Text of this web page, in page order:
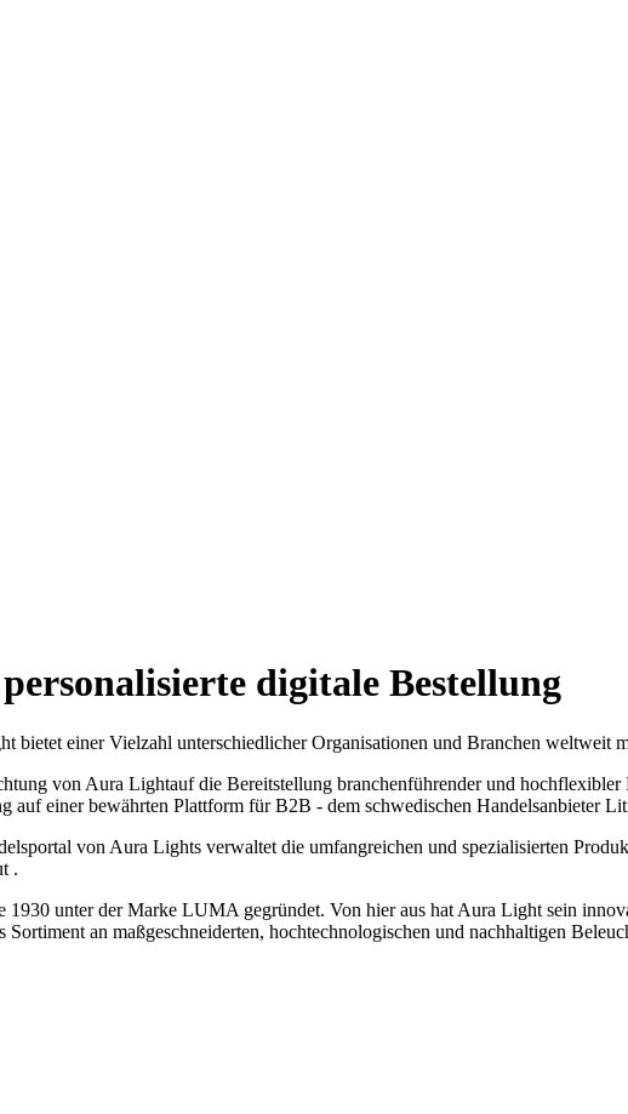
digitale Bestellung
bietet einer Vielzahl unterschiedlicher Organisationen und Branchen weltweit
von Aura Lightauf die Bereitstellung branchenführender und
auf einer bewährten Plattform für B2B - dem schwedischen Handelsanbieter
von Aura Lights verwaltet die umfangreichen und spezialisierten
.
unter der Marke LUMA gegründet. Von hier aus hat Aura Light sein
an maßgeschneiderten, hochtechnologischen und nachhaltigen